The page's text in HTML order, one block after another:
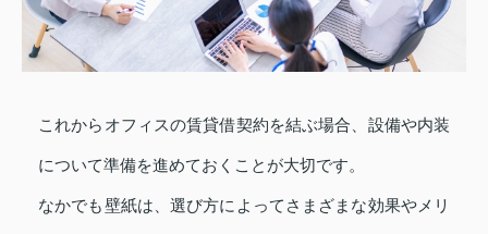
これからオフィスの賃貸借契約を結ぶ場合、設備や内装
について準備を進めておくことが大切です。
なかでも壁紙は、選び方によってさまざまな効果やメリ